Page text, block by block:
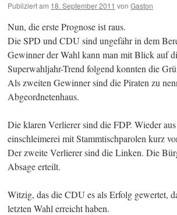
Publiziert am 18. September 2011 von Gaston
Nun, die erste Prognose ist raus.
Die SPD und CDU sind ungefähr in dem
Gewinner der Wahl kann man mit Blick auf
Superwahljahr-Trend folgend konnten die
Als zweiten Gewinner sind die Piraten zu
Abgeordnetenhaus.
Die klaren Verlierer sind die FDP. Wieder
einschleimerei mit Stammtischparolen kurz
Der zweite Verlierer sind die Linken. Die
Absage erteilt.
Witzig, das die CDU es als Erfolg gewertet,
letzten Wahl erreicht haben.